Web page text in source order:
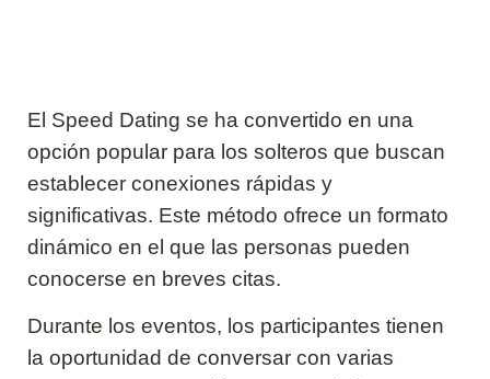
El Speed Dating se ha convertido en una
opción popular para los solteros que buscan
establecer conexiones rápidas y
significativas. Este método ofrece un formato
dinámico en el que las personas pueden
conocerse en breves citas.
Durante los eventos, los participantes tienen
la oportunidad de conversar con varias